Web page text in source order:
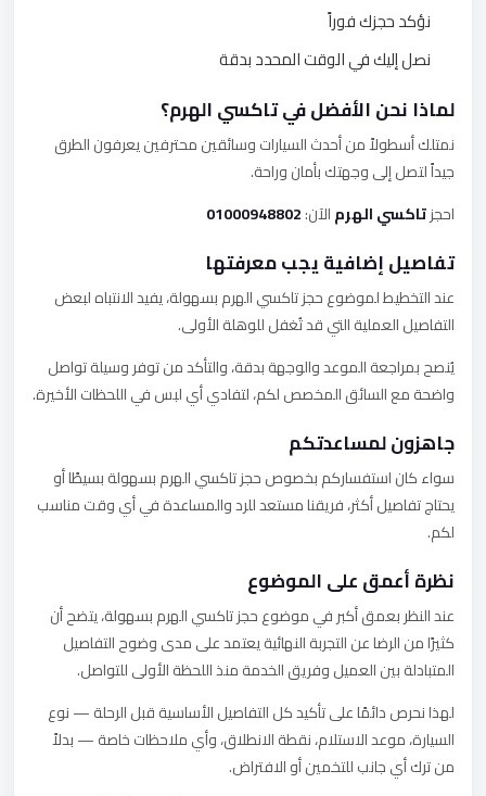
نؤكد حجزك فوراً
نصل إليك في الوقت المحدد بدقة
لماذا نحن الأفضل في تاكسي الهرم؟
نمتلك أسطولاً من أحدث السيارات وسائقين محترفين يعرفون الطرق
جيداً لتصل إلى وجهتك بأمان وراحة.
احجزتاكسي الهرمالآن:01000948802
تفاصيل إضافية يجب معرفتها
عند التخطيط لموضوع حجز تاكسي الهرم بسهولة، يفيد الانتباه لبعض
التفاصيل العملية التي قد تُغفل للوهلة الأولى.
يُنصح بمراجعة الموعد والوجهة بدقة، والتأكد من توفر وسيلة تواصل
واضحة مع السائق المخصص لكم، لتفادي أي لبس في اللحظات الأخيرة.
جاهزون لمساعدتكم
سواء كان استفساركم بخصوص حجز تاكسي الهرم بسهولة بسيطًا أو
يحتاج تفاصيل أكثر، فريقنا مستعد للرد والمساعدة في أي وقت مناسب
لكم.
نظرة أعمق على الموضوع
عند النظر بعمق أكبر في موضوع حجز تاكسي الهرم بسهولة، يتضح أن
كثيرًا من الرضا عن التجربة النهائية يعتمد على مدى وضوح التفاصيل
المتبادلة بين العميل وفريق الخدمة منذ اللحظة الأولى للتواصل.
لهذا نحرص دائمًا على تأكيد كل التفاصيل الأساسية قبل الرحلة — نوع
السيارة، موعد الاستلام، نقطة الانطلاق، وأي ملاحظات خاصة — بدلاً
من ترك أي جانب للتخمين أو الافتراض.